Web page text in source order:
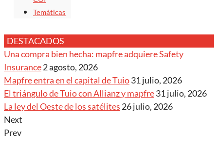
Temáticas
DESTACADOS
Una compra bien hecha: mapfre adquiere Safety
Insurance2 agosto, 2026
Mapfre entra en el capital de Tuio31 julio, 2026
El triángulo de Tuio con Allianz y mapfre31 julio, 2026
La ley del Oeste de los satélites 26 julio, 2026
Next
Prev